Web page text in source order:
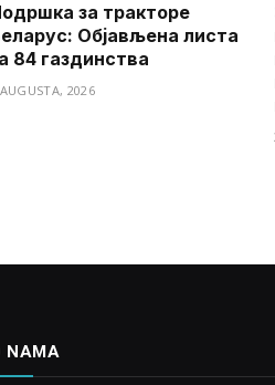
за тракторе
Објављена листа
84 газдинства
2026
NAMA